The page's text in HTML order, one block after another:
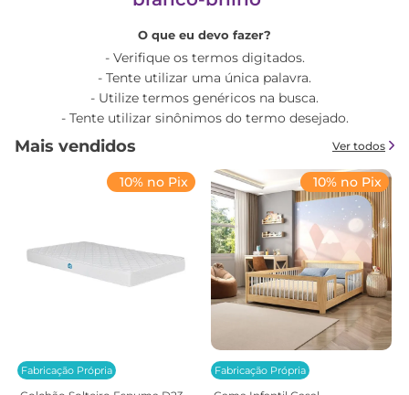
O que eu devo fazer?
Verifique os termos digitados.
Tente utilizar uma única palavra.
Utilize termos genéricos na busca.
Tente utilizar sinônimos do termo desejado.
Mais vendidos Ver todos
Fabricação Própria
10% no Pix
Fabricação Própria
10% no Pix